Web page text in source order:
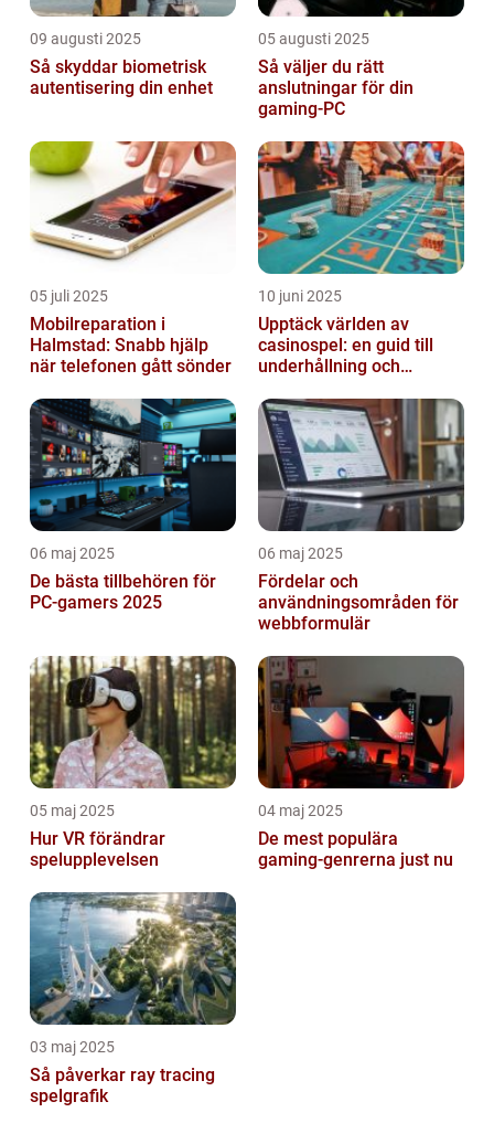
09 augusti 2025
Så skyddar biometrisk
autentisering din enhet
05 augusti 2025
Så väljer du rätt
anslutningar för din
gaming-PC
05 juli 2025
Mobilreparation i
Halmstad: Snabb hjälp
när telefonen gått sönder
10 juni 2025
Upptäck världen av
casinospel: en guid till
underhållning och
06 maj 2025
De bästa tillbehören för
PC-gamers 2025
06 maj 2025
Fördelar och
användningsområden för
webbformulär
05 maj 2025
Hur VR förändrar
spelupplevelsen
04 maj 2025
De mest populära
gaming-genrerna just nu
03 maj 2025
Så påverkar ray tracing
spelgrafik